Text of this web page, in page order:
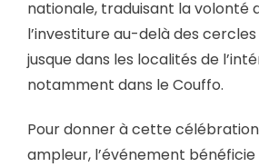
nationale, traduisant la volonté
l’investiture au-delà des
jusque dans les localités de
notamment dans le Couffo.
Pour donner à cette
ampleur, l’événement